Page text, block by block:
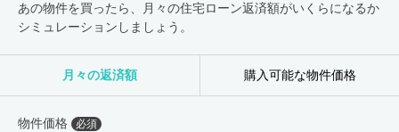
あの物件を買ったら、月々の住宅ローン返済額がいくらになるか
シミュレーションしましょう。
月々の返済額 購入可能な物件価格
物件価格 必須